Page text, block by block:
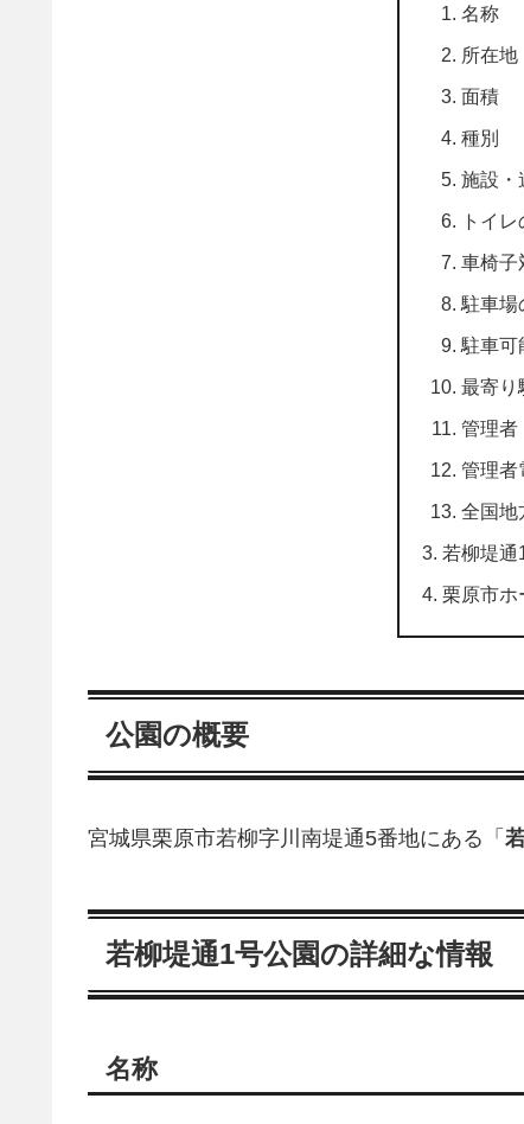
名称
所在地
面積
種別
施設・
トイ
車椅
駐車場
駐車可
最寄り
管理者
管理者
全国地
若柳堤通
栗原市ホ
公園の概要
宮城県栗原市若柳字川南堤通5番地にある「
若柳堤通1号公園の詳細な情報
名称